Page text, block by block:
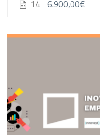
14 6.900,00€